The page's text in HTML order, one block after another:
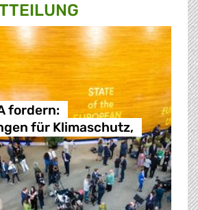
fordern:
für Klimaschutz,